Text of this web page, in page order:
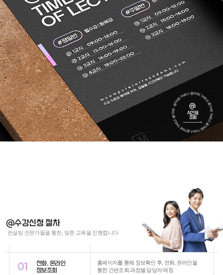
@
시간표
조회
@수강신청 절차
컨설팅 전문가들을 통한, 맞춘 교육을 진행합니다
01 전화. 온라인
정보조회
홈페이지를 통해 정보확인 후, 전화, 온라인을
통한 간편조회.과정별 담당자 매칭